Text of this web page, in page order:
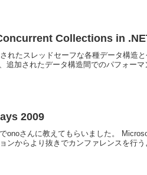
Collections in
れたスレッドセーフな各種データ構造
追加されたデータ構造間でのパフォーマ
2009
onoさんに教えてもらいました。
ンからより抜きでカンファレンスを行